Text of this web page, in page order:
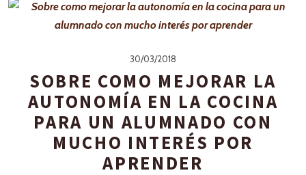
30/03/2018
SOBRE COMO MEJORAR LA
AUTONOMÍA EN LA COCINA
PARA UN ALUMNADO CON
MUCHO INTERÉS POR
APRENDER